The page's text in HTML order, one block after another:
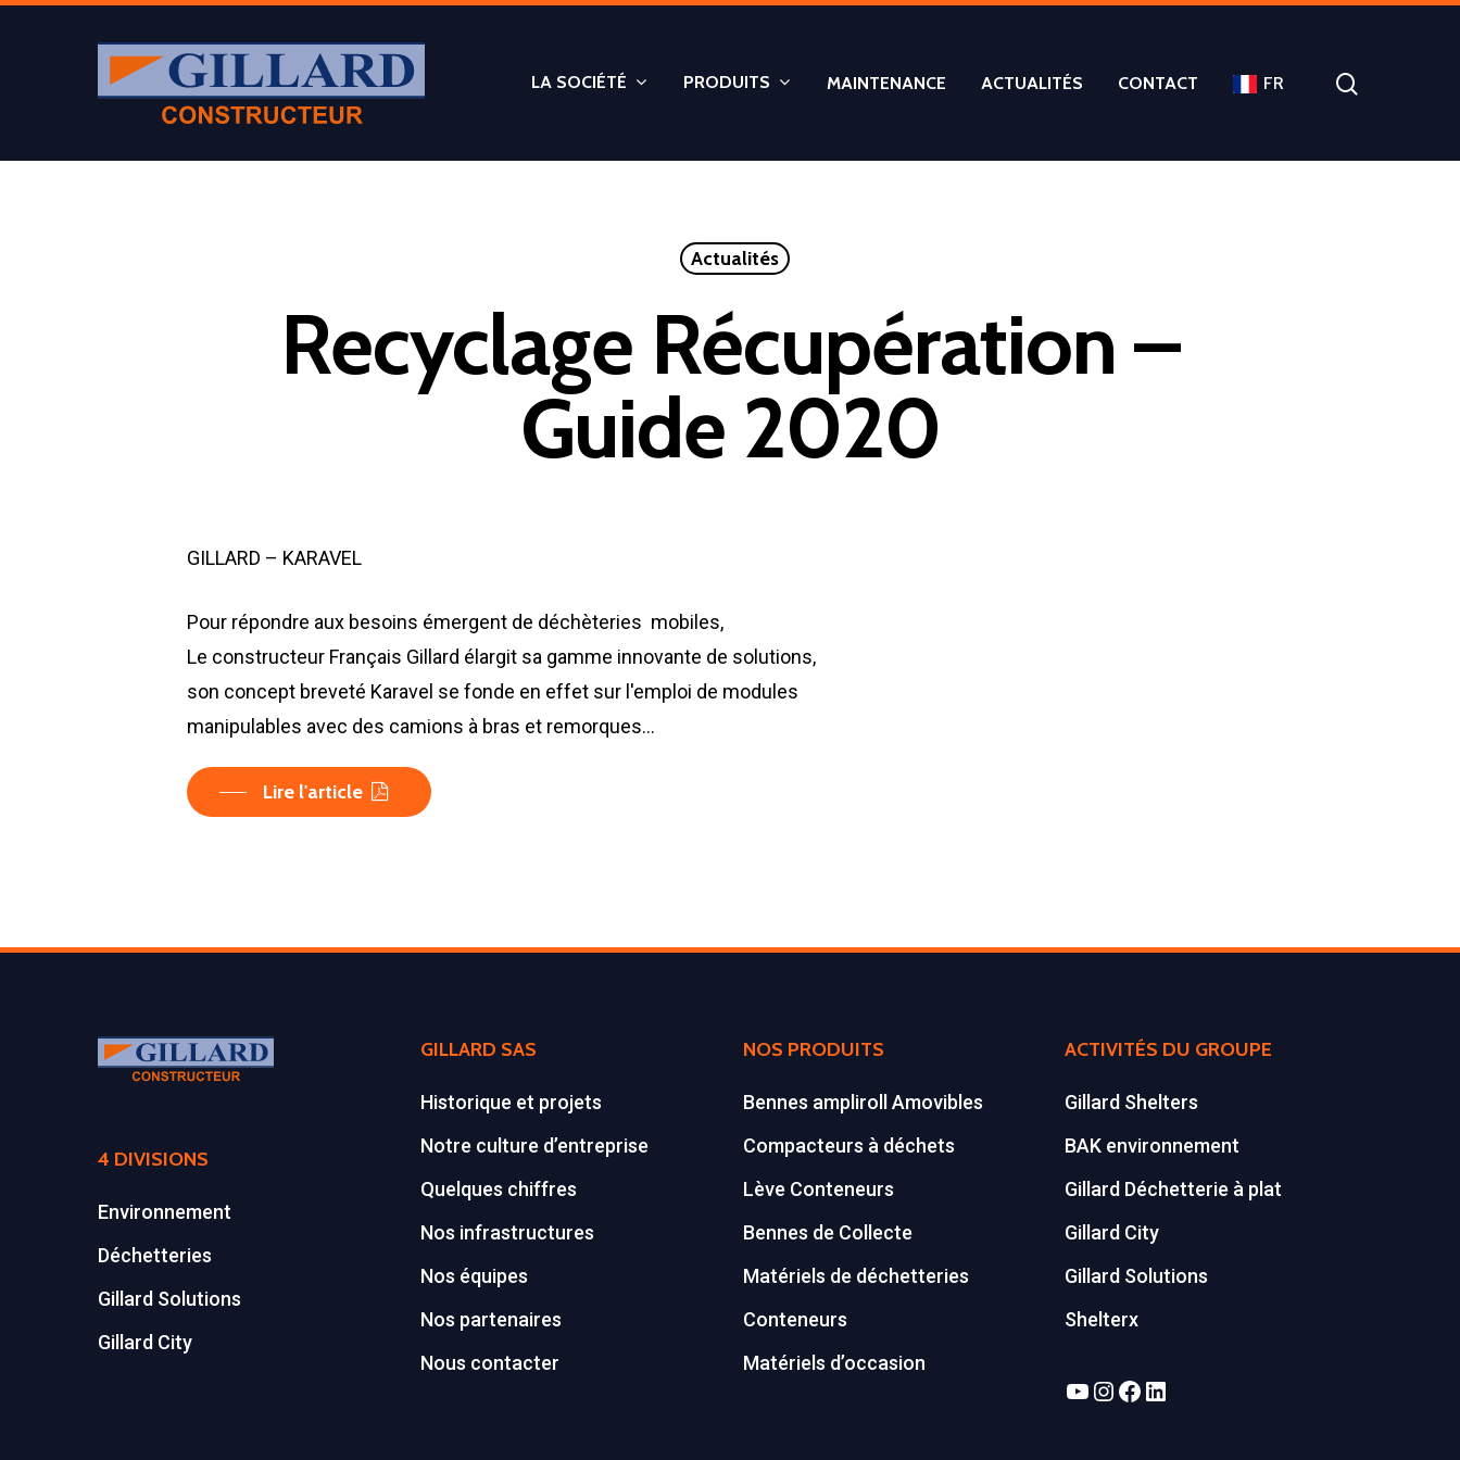
Appuyer sur Entrer ou ESC pour fermer
LA SOCIÉTÉ PRODUITS MAINTENANCE ACTUALITÉS CONTACT FR
Actualités
Recyclage Récupération –
Guide 2020
GILLARD – KARAVEL
Pour répondre aux besoins émergent de déchèteries mobiles,
Le constructeur Français Gillard élargit sa gamme innovante de solutions,
son concept breveté Karavel se fonde en effet sur l'emploi de modules
manipulables avec des camions à bras et remorques…
Lire l'article
4 DIVISIONS
Environnement
Déchetteries
Gillard Solutions
Gillard City
GILLARD SAS
Historique et projets
Notre culture d’entreprise
Quelques chiffres
Nos infrastructures
Nos équipes
Nos partenaires
Nous contacter
NOS PRODUITS
Bennes ampliroll Amovibles
Compacteurs à déchets
Lève Conteneurs
Bennes de Collecte
Matériels de déchetteries
Conteneurs
Matériels d’occasion
ACTIVITÉS DU GROUPE
Gillard Shelters
BAK environnement
Gillard Déchetterie à plat
Gillard City
Gillard Solutions
Shelterx
YouTube
Instagram
Facebook